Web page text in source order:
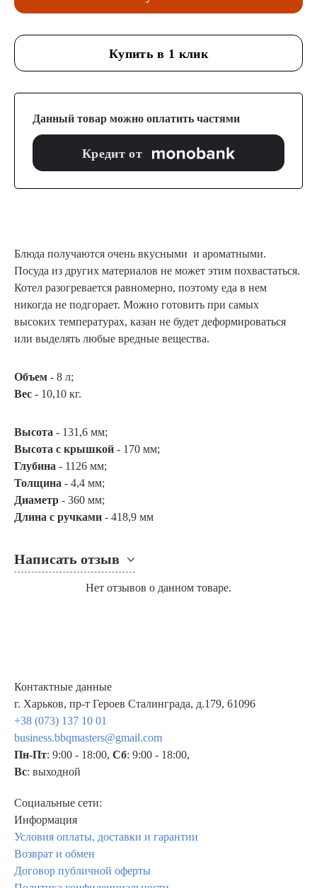
Купить в 1 клик
Данный товар можно оплатить частями
Кредит от
Блюда получаются очень вкусными и ароматными.
Посуда из других материалов не может этим похвастаться.
Котел разогревается равномерно, поэтому еда в нем
никогда не подгорает. Можно готовить при самых
высоких температурах, казан не будет деформироваться
или выделять любые вредные вещества.
Объем - 8 л;
Вес - 10,10 кг.
Высота - 131,6 мм;
Высота с крышкой - 170 мм;
Глубина - 1126 мм;
Толщина - 4,4 мм;
Диаметр - 360 мм;
Длина с ручками - 418,9 мм
Написать отзыв
Нет отзывов о данном товаре.
Контактные данные
г. Харьков, пр-т Героев Сталинграда, д.179, 61096
+38 (073) 137 10 01
business.bbqmasters@gmail.com
Пн-Пт: 9:00 - 18:00, Сб: 9:00 - 18:00,
Вс: выходной
Социальные сети:
Информация
Условия оплаты, доставки и гарантии
Возврат и обмен
Договор публичной оферты